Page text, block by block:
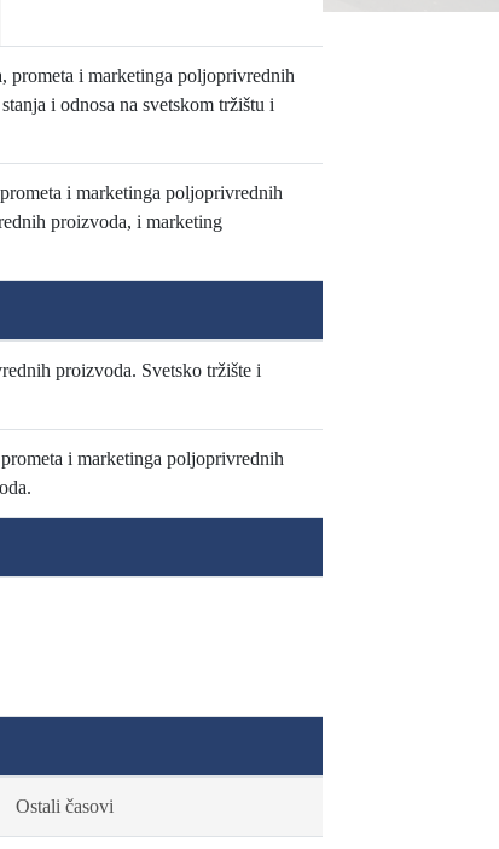
prometa i marketinga poljoprivrednih
i odnosa na svetskom tržištu i
i marketinga poljoprivrednih
proizvoda, i marketing
proizvoda. Svetsko tržište i
i marketinga poljoprivrednih
Ostali časovi